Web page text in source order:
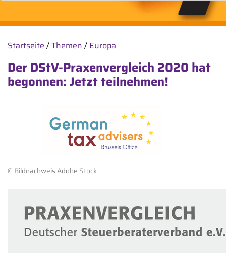
Startseite /Themen / Europa
Der DStV-Praxenvergleich 2020 hat
begonnen: Jetzt teilnehmen!
© Bildnachweis Adobe Stock